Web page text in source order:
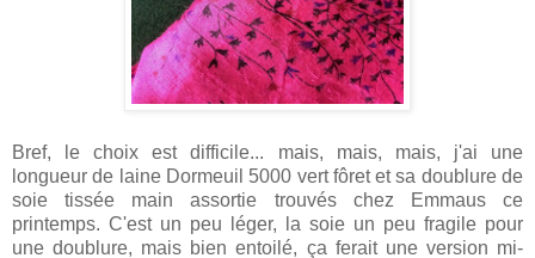
Bref, le choix est difficile... mais, mais, mais, j'ai une
longueur de laine Dormeuil 5000 vert fôret et sa doublure de
soie tissée main assortie trouvés chez Emmaus ce
printemps. C'est un peu léger, la soie un peu fragile pour
une doublure, mais bien entoilé, ça ferait une version mi-